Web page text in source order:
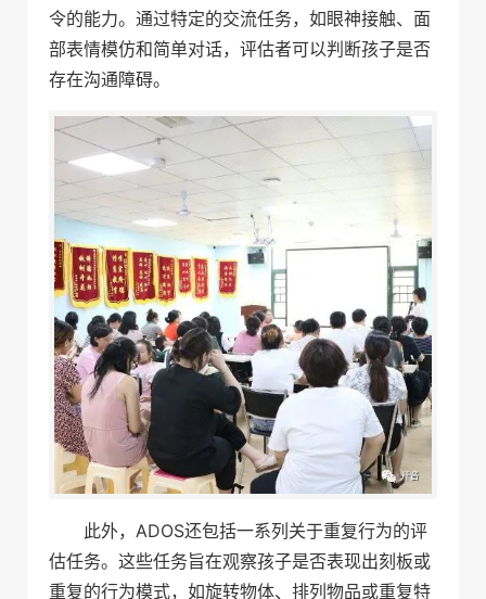
令的能力。通过特定的交流任务，如眼神接触、面
部表情模仿和简单对话，评估者可以判断孩子是否
存在沟通障碍。
此外，ADOS还包括一系列关于重复行为的评
估任务。这些任务旨在观察孩子是否表现出刻板或
重复的行为模式，如旋转物体、排列物品或重复特